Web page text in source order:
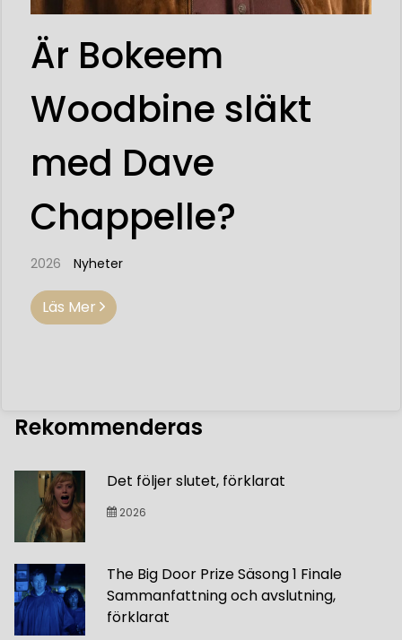
Är Bokeem
Woodbine släkt
med Dave
Chappelle?
2026 Nyheter
Läs Mer
Rekommenderas
Det följer slutet, förklarat
2026
The Big Door Prize Säsong 1 Finale
Sammanfattning och avslutning,
förklarat